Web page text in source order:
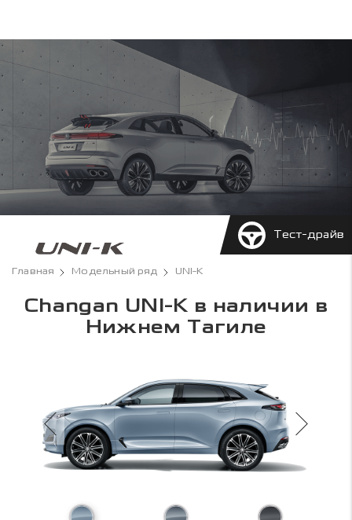
Тест-драйв
Главная Модельный ряд UNI-K
Changan UNI-K в наличии в
Нижнем Тагиле